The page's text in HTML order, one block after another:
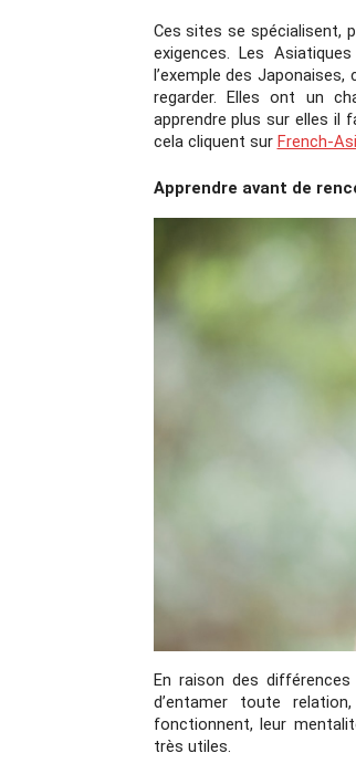
Ces sites se spécialisent,
exigences. Les
l’exemple des
regarder. Elles ont un
apprendre plus sur elles il
cela cliquent sur French-
Apprendre avant de
En raison des
d’entamer toute
fonctionnent, leur
très utiles.